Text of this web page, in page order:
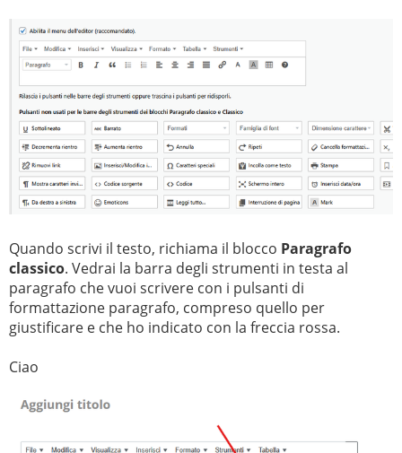
Quando scrivi il testo, richiama il blocco Paragrafo
classico. Vedrai la barra degli strumenti in testa al
paragrafo che vuoi scrivere con i pulsanti di
formattazione paragrafo, compreso quello per
giustificare e che ho indicato con la freccia rossa.
Ciao